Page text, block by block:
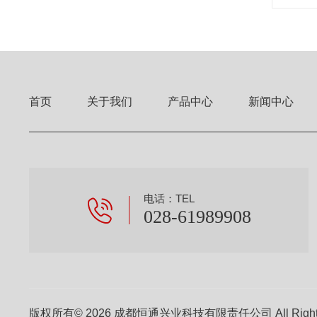
首页 关于我们 产品中心 新闻中心
电话：TEL
028-61989908
版权所有© 2026 成都恒通兴业科技有限责任公司 All